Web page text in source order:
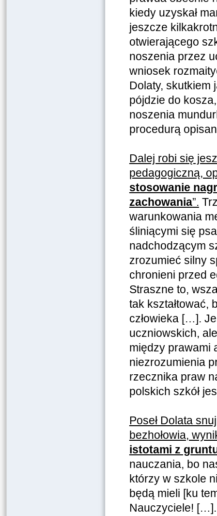
kiedy uzyskał
jeszcze
otwierającego
noszenia przez
wniosek
Dolaty, skutkiem
pójdzie do
noszenia
procedurą
Dalej robi się
pedagogiczną,
stosowanie
zachowania”.
warunkowania
śliniącymi się
nadchodzącym
zrozumieć silny
chronieni przed
Straszne to,
tak kształtować,
człowieka […].
uczniowskich,
między prawami
niezrozumienia
rzecznika praw
polskich szkół
Poseł Dolata
bezhołowia,
istotami z
nauczania, bo
którzy w szkole
będą mieli [ku
Nauczyciele! […].